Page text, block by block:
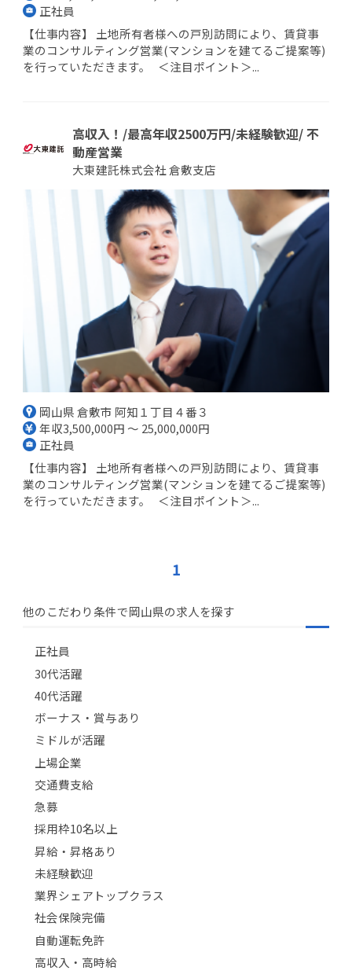
正社員
【仕事内容】 土地所有者様への戸別訪問により、賃貸事
業のコンサルティング営業(マンションを建てるご提案等)
を行っていただきます。 ＜注目ポイント＞...
高収入！/最高年収2500万円/未経験歓迎/ 不
動産営業
大東建託株式会社 倉敷支店
岡山県 倉敷市 阿知１丁目４番３
年収3,500,000円 ～ 25,000,000円
正社員
【仕事内容】 土地所有者様への戸別訪問により、賃貸事
業のコンサルティング営業(マンションを建てるご提案等)
を行っていただきます。 ＜注目ポイント＞...
1
他のこだわり条件で岡山県の求人を探す
正社員
30代活躍
40代活躍
ボーナス・賞与あり
ミドルが活躍
上場企業
交通費支給
急募
採用枠10名以上
昇給・昇格あり
未経験歓迎
業界シェアトップクラス
社会保険完備
自動運転免許
高収入・高時給